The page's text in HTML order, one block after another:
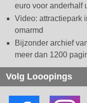
euro voor anderhalf
Video: attractiepark
omarmd
Bijzonder archief
meer dan 1200
Volg Looopings